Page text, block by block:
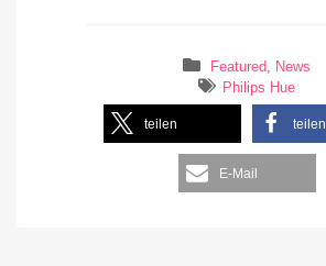
Featured, News
Philips Hue
teilen teilen
E-Mail